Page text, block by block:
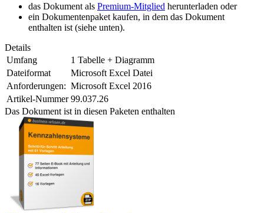
das Dokument als Premium-Mitglied herunterladen oder
ein Dokumentenpaket kaufen, in dem das Dokument
enthalten ist (siehe unten).
Details
Umfang
1 Tabelle + Diagramm
Dateiformat
Microsoft Excel Datei
Anforderungen: Microsoft Excel 2016
Artikel-Nummer 99.037.26
Das Dokument ist in diesen Paketen enthalten